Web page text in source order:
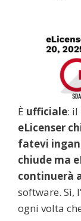
È ufficiale: il
eLicenser
fatevi
chiude ma
continuerà
software. Sì,
ogni volta